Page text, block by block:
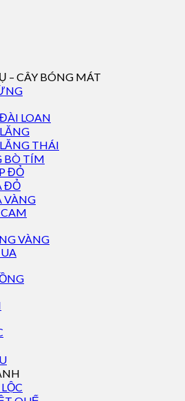
– CÂY BÓNG MÁT
LOAN
THÁI
BÒ TÍM
ĐỎ
ĐỎ
VÀNG
VÀNG